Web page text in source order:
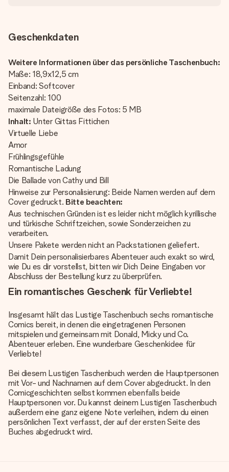
Geschenkdaten
Weitere Informationen über das persönliche Taschenbuch:
Maße: 18,9x12,5 cm
Einband: Softcover
Seitenzahl: 100
maximale Dateigröße des Fotos: 5 MB
Inhalt: Unter Gittas Fittichen
Virtuelle Liebe
Amor
Frühlingsgefühle
Romantische Ladung
Die Ballade von Cathy und Bill
Hinweise zur Personalisierung: Beide Namen werden auf dem
Cover gedruckt. Bitte beachten:
Aus technischen Gründen ist es leider nicht möglich kyrillische
und türkische Schriftzeichen, sowie Sonderzeichen zu
verarbeiten.
Unsere Pakete werden nicht an Packstationen geliefert.
Damit Dein personalisierbares Abenteuer auch exakt so wird,
wie Du es dir vorstellst, bitten wir Dich Deine Eingaben vor
Abschluss der Bestellung kurz zu überprüfen.
Ein romantisches Geschenk für Verliebte!
Insgesamt hält das Lustige Taschenbuch sechs romantische
Comics bereit, in denen die eingetragenen Personen
mitspielen und gemeinsam mit Donald, Micky und Co.
Abenteuer erleben. Eine wunderbare Geschenkidee für
Verliebte!
Bei diesem Lustigen Taschenbuch werden die Hauptpersonen
mit Vor- und Nachnamen auf dem Cover abgedruckt. In den
Comicgeschichten selbst kommen ebenfalls beide
Hauptpersonen vor. Du kannst deinem Lustigen Taschenbuch
außerdem eine ganz eigene Note verleihen, indem du einen
persönlichen Text verfasst, der auf der ersten Seite des
Buches abgedruckt wird.